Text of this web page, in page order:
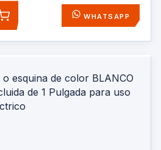
AGREGAR WHATSAPP